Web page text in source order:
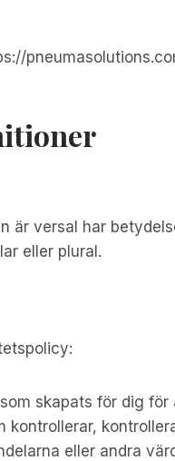
är versal har
eller plural.
skapats för dig
kontrollerar,
eller andra